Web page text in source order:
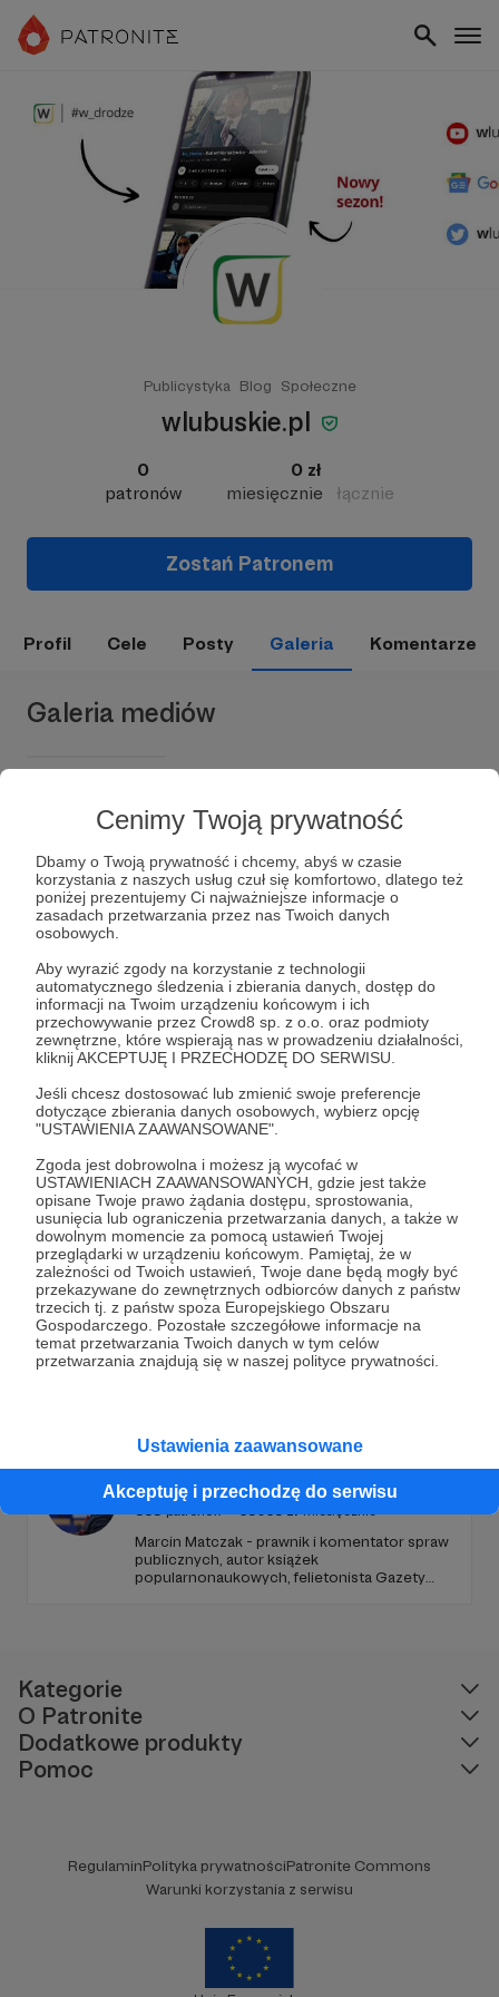
Cenimy Twoją prywatność
Dbamy o Twoją prywatność i chcemy, abyś w czasie
korzystania z naszych usług czuł się komfortowo, dlatego też
poniżej prezentujemy Ci najważniejsze informacje o
zasadach przetwarzania przez nas Twoich danych
osobowych.
Aby wyrazić zgody na korzystanie z technologii
automatycznego śledzenia i zbierania danych, dostęp do
informacji na Twoim urządzeniu końcowym i ich
przechowywanie przez Crowd8 sp. z o.o. oraz podmioty
zewnętrzne, które wspierają nas w prowadzeniu działalności,
kliknij AKCEPTUJĘ I PRZECHODZĘ DO SERWISU.
Jeśli chcesz dostosować lub zmienić swoje preferencje
dotyczące zbierania danych osobowych, wybierz opcję
"USTAWIENIA ZAAWANSOWANE".
Zgoda jest dobrowolna i możesz ją wycofać w
USTAWIENIACH ZAAWANSOWANYCH, gdzie jest także
opisane Twoje prawo żądania dostępu, sprostowania,
usunięcia lub ograniczenia przetwarzania danych, a także w
dowolnym momencie za pomocą ustawień Twojej
przeglądarki w urządzeniu końcowym. Pamiętaj, że w
zależności od Twoich ustawień, Twoje dane będą mogły być
przekazywane do zewnętrznych odbiorców danych z państw
trzecich tj. z państw spoza Europejskiego Obszaru
Gospodarczego. Pozostałe szczegółowe informacje na
temat przetwarzania Twoich danych w tym celów
przetwarzania znajdują się w naszej polityce prywatności.
Ustawienia zaawansowane
Akceptuję i przechodzę do serwisu
Publicystyka Blog Społeczne
wlubuskie.pl
0
patronów
0 zł
miesięcznie
łącznie
Zostań Patronem
Profil Cele Posty Galeria Komentarze
Galeria mediów
Dołącz do grona Patronów!
Wesprzyj działalność Autorawlubuskie.pljuż teraz!
Zostań Patronem
Promowani autorzy
Radio Wnet
4423 patronów 171095 zł miesięcznie
Radio Wnet to radio z duszą! Tworzą je ludzie
z pasją, którzy dbają o to, aby słuchaczom
Zachowanie tej właśnie wolności zależy dziś
od Twojego wsparcia!
858 patronów 35035 zł miesięcznie
Marcin Matczak - prawnik i komentator spraw
publicznych, autor książek
popularnonaukowych, felietonista Gazety
Kategorie
O Patronite
Dodatkowe produkty
Pomoc
RegulaminPolityka prywatnościPatronite Commons
Warunki korzystania z serwisu